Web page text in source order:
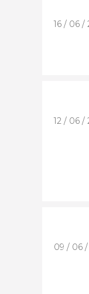
16 / 06 /
12 / 06 /
09 / 06